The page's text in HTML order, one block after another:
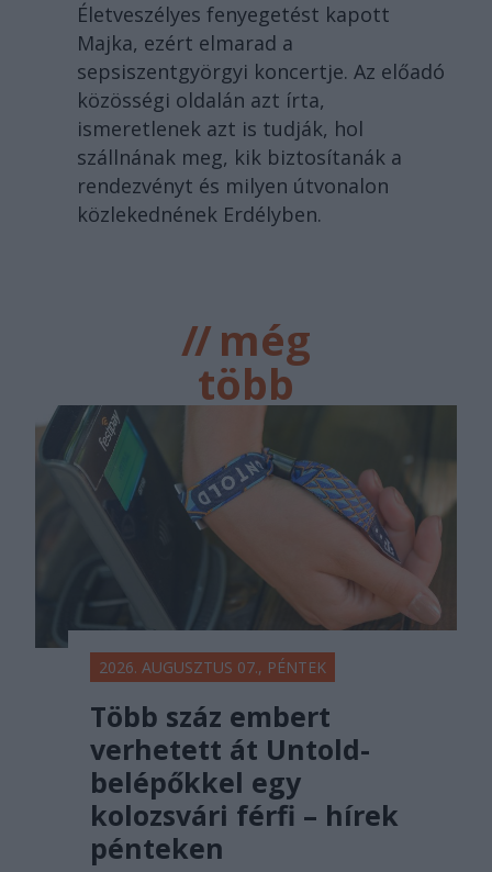
Életveszélyes fenyegetést kapott
Majka, ezért elmarad a
sepsiszentgyörgyi koncertje. Az előadó
közösségi oldalán azt írta,
ismeretlenek azt is tudják, hol
szállnának meg, kik biztosítanák a
rendezvényt és milyen útvonalon
közlekednének Erdélyben.
//még
több
főtér.ro
2026. AUGUSZTUS 07., PÉNTEK
Több száz embert
verhetett át Untold-
belépőkkel egy
kolozsvári férfi – hírek
pénteken